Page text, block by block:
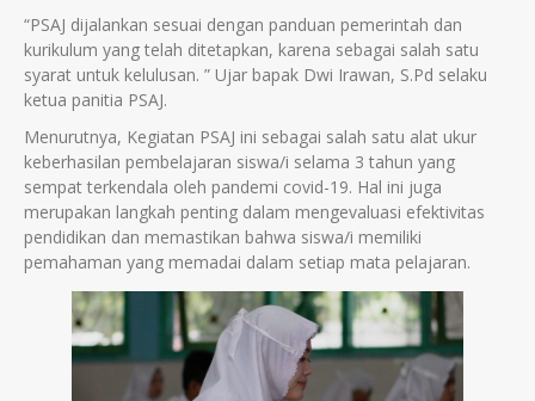
“PSAJ dijalankan sesuai dengan panduan pemerintah dan
kurikulum yang telah ditetapkan, karena sebagai salah satu
syarat untuk kelulusan. ” Ujar bapak Dwi Irawan, S.Pd selaku
ketua panitia PSAJ.
Menurutnya, Kegiatan PSAJ ini sebagai salah satu alat ukur
keberhasilan pembelajaran siswa/i selama 3 tahun yang
sempat terkendala oleh pandemi covid-19. Hal ini juga
merupakan langkah penting dalam mengevaluasi efektivitas
pendidikan dan memastikan bahwa siswa/i memiliki
pemahaman yang memadai dalam setiap mata pelajaran.